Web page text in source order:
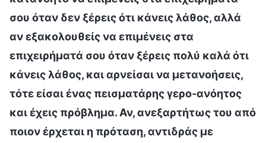
σου όταν δεν ξέρεις ότι κάνεις λάθος, αλλά
αν εξακολουθείς να επιμένεις στα
επιχειρήματά σου όταν ξέρεις πολύ καλά ότι
κάνεις λάθος, και αρνείσαι να μετανοήσεις,
τότε είσαι ένας πεισματάρης γερο-ανόητος
και έχεις πρόβλημα. Αν, ανεξαρτήτως του από
ποιον έρχεται η πρόταση, αντιδράς με